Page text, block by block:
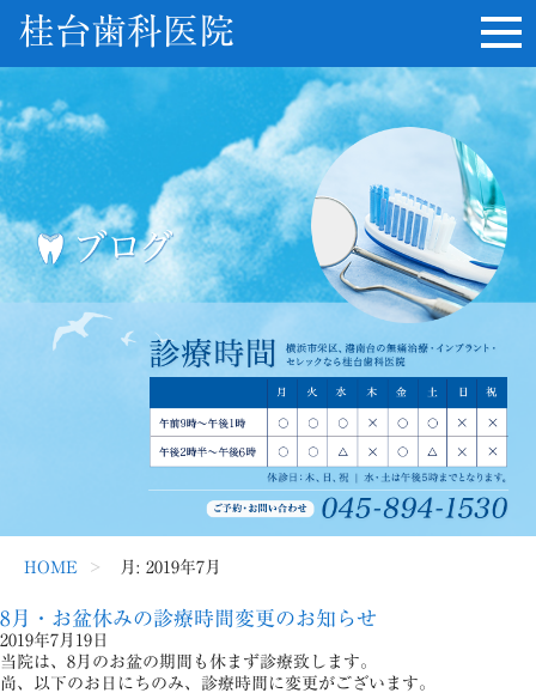
桂台歯科医院
HOME 月: 2019年7月
8月・お盆休みの診療時間変更のお知らせ
2019年7月19日
当院は、8月のお盆の期間も休まず診療致します。
尚、以下のお日にちのみ、診療時間に変更がございます。